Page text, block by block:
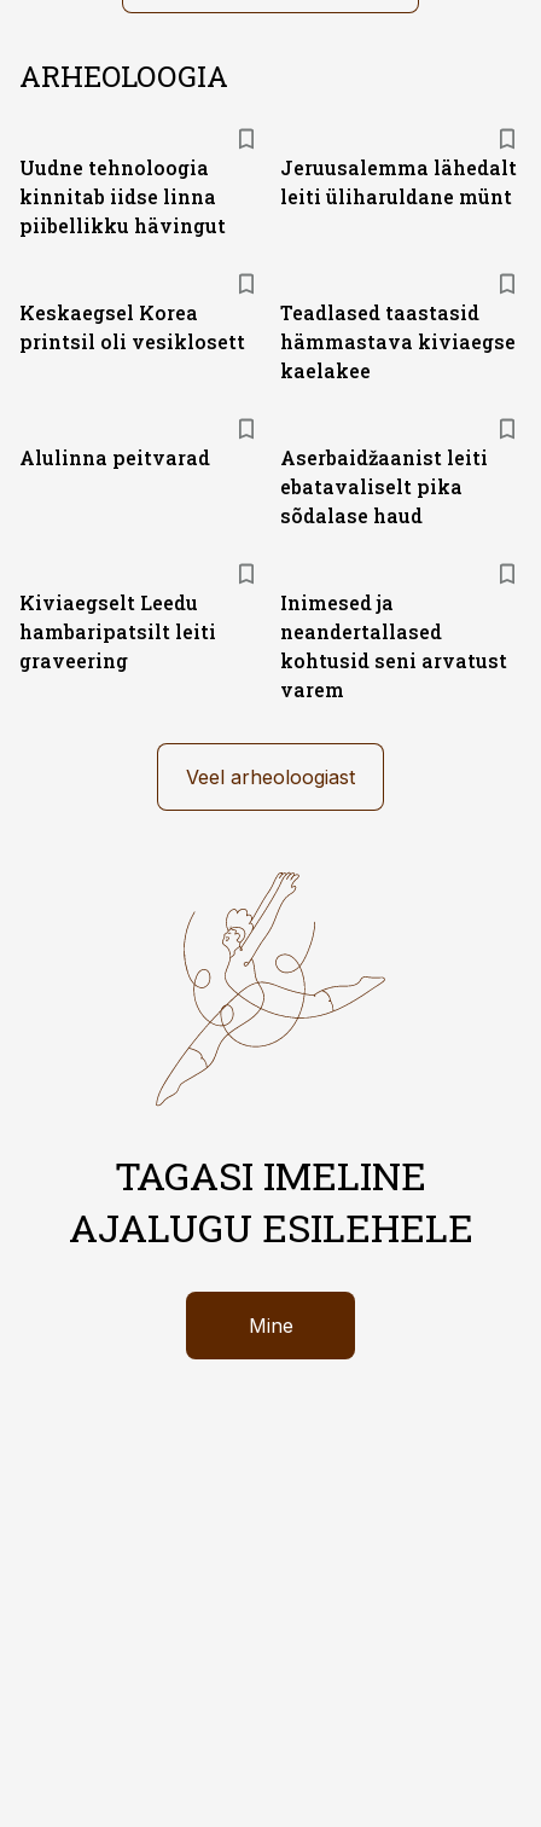
ARHEOLOOGIA
Uudne tehnoloogia
kinnitab iidse linna
piibellikku hävingut
Jeruusalemma lähedalt
leiti üliharuldane münt
Keskaegsel Korea
printsil oli vesiklosett
Teadlased taastasid
hämmastava kiviaegse
kaelakee
Alulinna peitvarad
Aserbaidžaanist leiti
ebatavaliselt pika
sõdalase haud
Kiviaegselt Leedu
hambaripatsilt leiti
graveering
Inimesed ja
neandertallased
kohtusid seni arvatust
varem
Veel arheoloogiast
TAGASI IMELINE
AJALUGU ESILEHELE
Mine